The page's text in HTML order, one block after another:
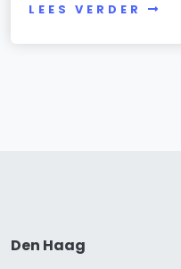
LEES VERDER
Den Haag